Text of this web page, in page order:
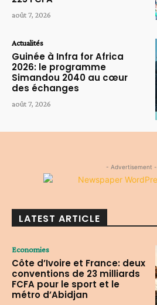
août 7, 2026
Actualités
Guinée à Infra for Africa
2026: le programme
Simandou 2040 au cœur
des échanges
août 7, 2026
- Advertisement -
LATEST ARTICLE
Economies
Côte d’Ivoire et France: deux
conventions de 23 milliards
FCFA pour le sport et le
métro d’Abidjan